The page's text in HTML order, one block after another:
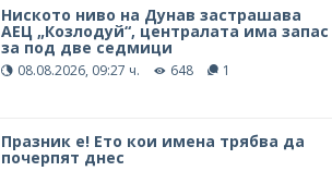
Ниското ниво на Дунав застрашава
АЕЦ „Козлодуй“, централата има запас
за под две седмици
08.08.2026, 09:27 ч. 648 1
Празник е! Ето кои имена трябва да
почерпят днес